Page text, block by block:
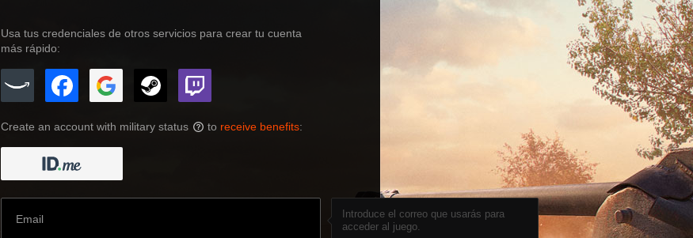
Usa tus credenciales de otros servicios para crear tu cuenta
más rápido:
Create an account with military status ? to receive benefits:
Introduce el correo que usarás para
acceder al juego.